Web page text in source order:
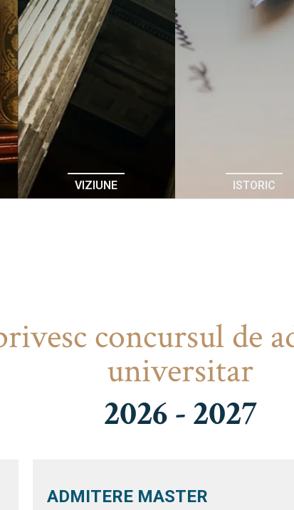
VIZIUNE ISTORIC
concursul de
universitar
2026 - 2027
ADMITERE MASTER